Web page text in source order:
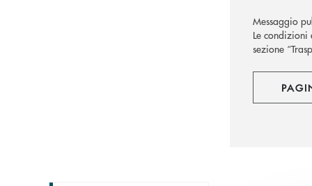
Messaggio
Le condizioni
sezione